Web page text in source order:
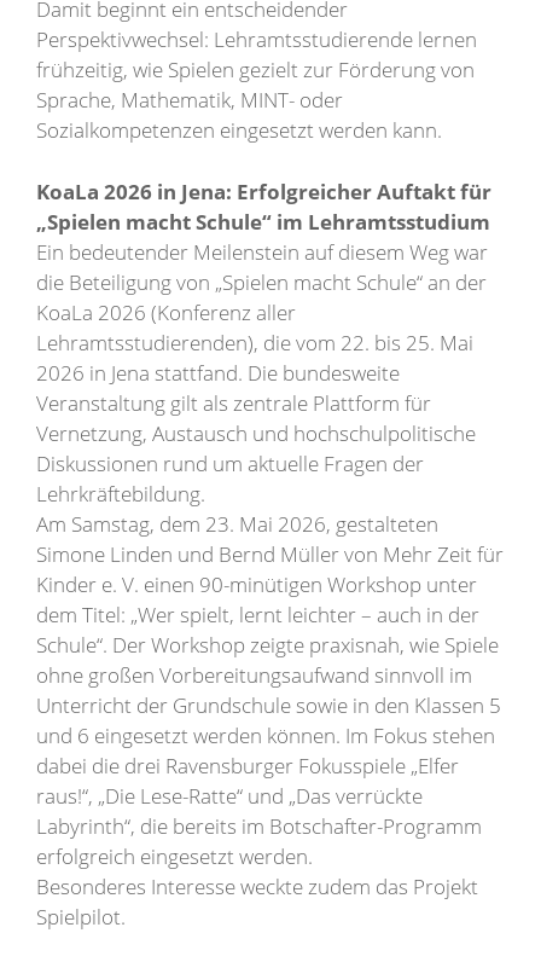
Damit beginnt ein entscheidender
Perspektivwechsel: Lehramtsstudierende lernen
frühzeitig, wie Spielen gezielt zur Förderung von
Sprache, Mathematik, MINT- oder
Sozialkompetenzen eingesetzt werden kann.
KoaLa 2026 in Jena: Erfolgreicher Auftakt für
„Spielen macht Schule“ im Lehramtsstudium
Ein bedeutender Meilenstein auf diesem Weg war
die Beteiligung von „Spielen macht Schule“ an der
KoaLa 2026 (Konferenz aller
Lehramtsstudierenden), die vom 22. bis 25. Mai
2026 in Jena stattfand. Die bundesweite
Veranstaltung gilt als zentrale Plattform für
Vernetzung, Austausch und hochschulpolitische
Diskussionen rund um aktuelle Fragen der
Lehrkräftebildung.
Am Samstag, dem 23. Mai 2026, gestalteten
Simone Linden und Bernd Müller von Mehr Zeit für
Kinder e. V. einen 90-minütigen Workshop unter
dem Titel: „Wer spielt, lernt leichter – auch in der
Schule“. Der Workshop zeigte praxisnah, wie Spiele
ohne großen Vorbereitungsaufwand sinnvoll im
Unterricht der Grundschule sowie in den Klassen 5
und 6 eingesetzt werden können. Im Fokus stehen
dabei die drei Ravensburger Fokusspiele „Elfer
raus!“, „Die Lese-Ratte“ und „Das verrückte
Labyrinth“, die bereits im Botschafter-Programm
erfolgreich eingesetzt werden.
Besonderes Interesse weckte zudem das Projekt
Spielpilot.